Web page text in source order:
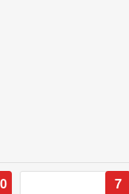
7